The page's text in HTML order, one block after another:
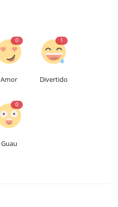
0
Amor
1
Divertido
0
Guau